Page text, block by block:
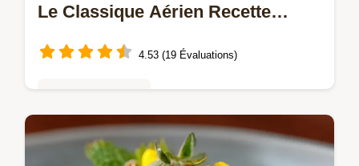
Le Classique Aérien Recette
4.53 (19 Évaluations)
Retrouvez le goût pur du bistrot Notre
Mousse au Chocolat Sans Gluten Classique